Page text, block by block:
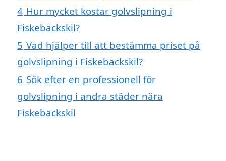
4 Hur mycket kostar golvslipning i
Fiskebäckskil?
5 Vad hjälper till att bestämma priset på
golvslipning i Fiskebäckskil?
6 Sök efter en professionell för
golvslipning i andra städer nära
Fiskebäckskil